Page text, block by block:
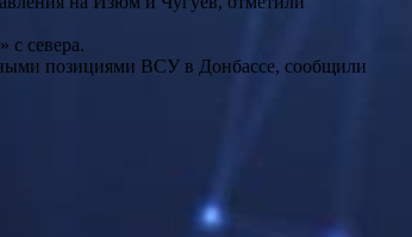
с севера.
позициями ВСУ в Донбассе, сообщили